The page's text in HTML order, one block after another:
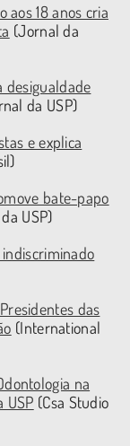
aos 18 anos cria
(Jornal da
desigualdade
da USP)
e explica
bate-papo
USP)
das
(International
na
USP (Csa Studio